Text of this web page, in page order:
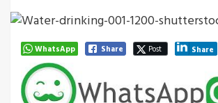
WhatsApp Share Post Share